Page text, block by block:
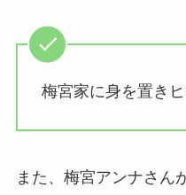
梅宮家に身を置き
また、梅宮アンナさん